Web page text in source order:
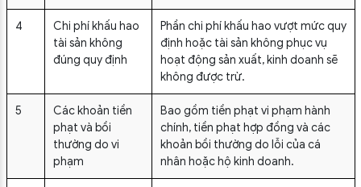
4
Chi phí khấu hao
tài sản không
đúng quy định
Phần chi phí khấu hao vượt mức quy
định hoặc tài sản không phục vụ
hoạt động sản xuất, kinh doanh sẽ
không được trừ.
5
Các khoản tiền
phạt và bồi
thường do vi
phạm
Bao gồm tiền phạt vi phạm hành
chính, tiền phạt hợp đồng và các
khoản bồi thường do lỗi của cá
nhân hoặc hộ kinh doanh.